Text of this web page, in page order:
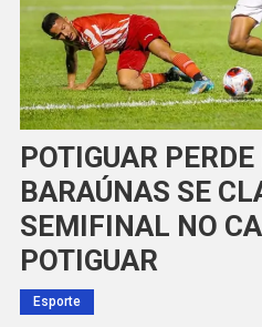
POTIGUAR
BARAÚNAS SE
SEMIFINAL NO
POTIGUAR
Esporte